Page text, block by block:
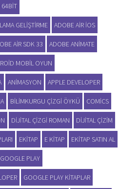
64BIT
GELIŞTIRME ADOBE AIR IOS
AIR SDK 33 ADOBE ANIMATE
MOBIL OYUN
ANIMASYON APPLE DEVELOPER
BILIMKURGU ÇIZGI ÖYKÜ COMICS
DIJITAL ÇIZGI ROMAN DIJITAL ÇIZIM
EKITAP E KITAP EKITAP SATIN AL
GOOGLE PLAY
GOOGLE PLAY KITAPLAR